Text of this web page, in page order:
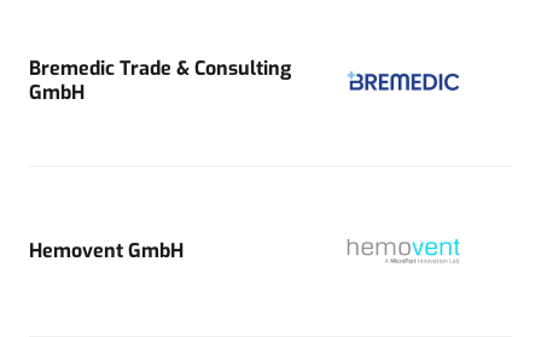
Bremedic Trade & Consulting
GmbH
Hemovent GmbH